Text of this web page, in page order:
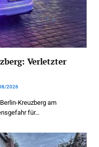
Verletzter
2026
Kreuzberg am
für…